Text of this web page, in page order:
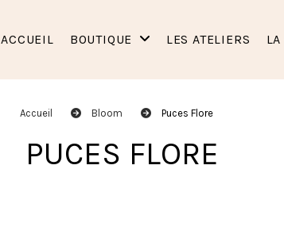
ACCUEIL BOUTIQUE LES ATELIERS
Accueil Bloom Puces Flore
PUCES FLORE